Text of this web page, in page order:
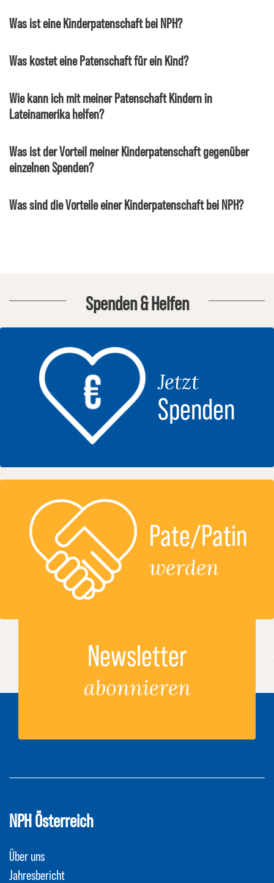
Was ist eine Kinderpatenschaft bei NPH?
Was kostet eine Patenschaft für ein Kind?
Wie kann ich mit meiner Patenschaft Kindern in
Lateinamerika helfen?
Was ist der Vorteil meiner Kinderpatenschaft gegenüber
einzelnen Spenden?
Was sind die Vorteile einer Kinderpatenschaft bei NPH?
Spenden & Helfen
Jetzt
Spenden
Pate/Patin
werden
Newsletter
abonnieren
NPH Österreich
Über uns
Jahresbericht